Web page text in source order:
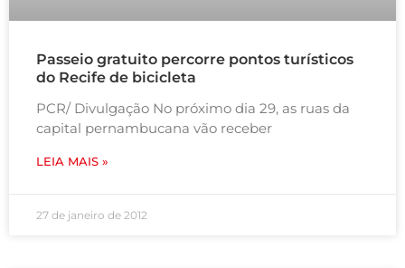
Passeio gratuito percorre pontos turísticos
do Recife de bicicleta
PCR/ Divulgação No próximo dia 29, as ruas da
capital pernambucana vão receber
LEIA MAIS »
27 de janeiro de 2012